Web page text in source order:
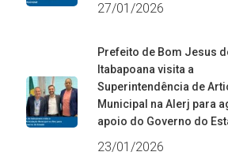
27/01/2026
Prefeito de Bom Jesus
Itabapoana visita a
Superintendência de
Municipal na Alerj para
apoio do Governo do
23/01/2026